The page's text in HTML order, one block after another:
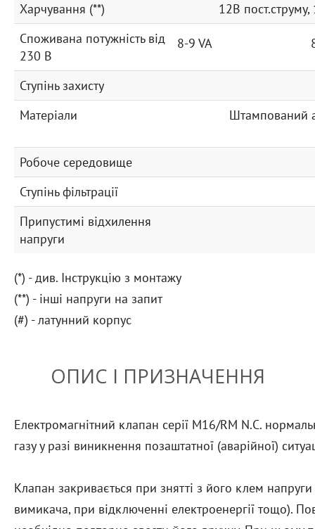
Харчування (**)
12В
Споживана потужність від
230 В
8-9 VA
Ступінь захисту
Матеріали
Штампований
Робоче середовище
Ступінь фільтрації
Припустимі відхилення
напруги
(*) - див. Інструкцію з монтажу
(**) - інші напруги на запит
(#) - латунний корпус
ОПИС І ПРИЗНАЧЕННЯ
Електромагнітний клапан серії M16/RM N.С.
газу у разі виникнення позаштатної (аварійної)
Клапан закривається при знятті з його клем
вимикача, при відключенні електроенергії тощо).